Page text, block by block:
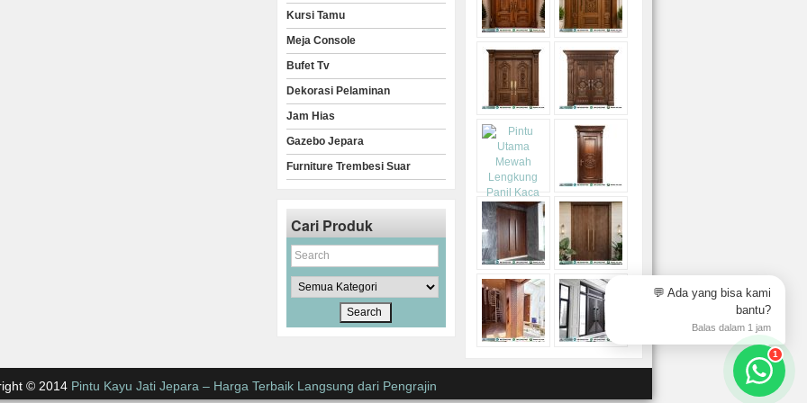
Kursi Tamu
Meja Console
Bufet Tv
Dekorasi Pelaminan
Jam Hias
Gazebo Jepara
Furniture Trembesi Suar
Cari Produk
© 2014 Pintu Kayu Jati Jepara – Harga Terbaik Langsung dari Pengrajin
💬 Ada yang bisa kami
bantu?
Balas dalam 1 jam
1